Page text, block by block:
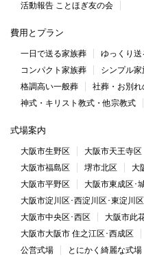
活動報告 ことほぎ友の会
費用とプラン
一日で送る家族葬 ゆっくり送
コンパクト家族葬
シンプル家
格調高い一般葬
社葬・お別れ
神式・キリスト教式・他宗教式
式場案内
大阪市生野区 大阪市天王寺区
大阪市福島区
堺市北区 大
大阪市平野区
大阪市東成区･
大阪市淀川区･西淀川区･東淀川区
大阪市中央区･西区
大阪市此
大阪市大阪市 住之江区･西成区
公営式場
とにかく綺麗な式場